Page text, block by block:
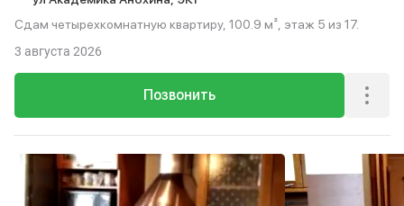
Сдам четырехкомнатную квартиру, 100.9 м², этаж 5 из 17.
Позвонить
3 августа 2026